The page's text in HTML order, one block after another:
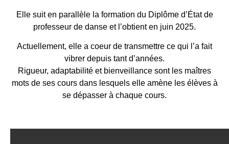
Elle suit en parallèle la formation du Diplôme d’État de
professeur de danse et l’obtient en juin 2025.
Actuellement, elle a coeur de transmettre ce qui l’a fait
vibrer depuis tant d’années.
Rigueur, adaptabilité et bienveillance sont les maîtres
mots de ses cours dans lesquels elle amène les élèves à
se dépasser à chaque cours.